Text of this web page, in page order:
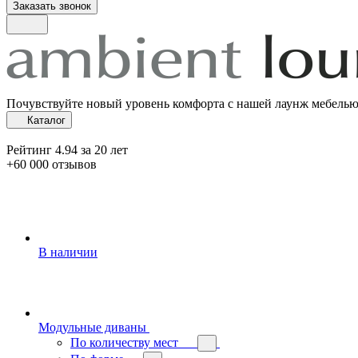
Заказать звонок
Почувствуйте новый уровень комфорта с нашей лаунж мебелью
Каталог
Рейтинг 4.94 за 20 лет
+60 000 отзывов
В наличии
Модульные диваны
По количеству мест